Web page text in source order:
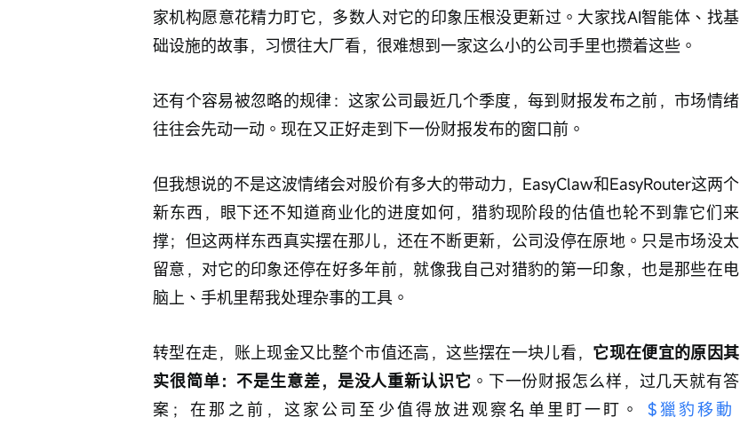
家机构愿意花精力盯它，多数人对它的印象压根没更新过。大家找AI智能体、找基
础设施的故事，习惯往大厂看，很难想到一家这么小的公司手里也攒着这些。
还有个容易被忽略的规律：这家公司最近几个季度，每到财报发布之前，市场情绪
往往会先动一动。现在又正好走到下一份财报发布的窗口前。
但我想说的不是这波情绪会对股价有多大的带动力，EasyClaw和EasyRouter这两个
新东西，眼下还不知道商业化的进度如何，猎豹现阶段的估值也轮不到靠它们来
撑；但这两样东西真实摆在那儿，还在不断更新，公司没停在原地。只是市场没太
留意，对它的印象还停在好多年前，就像我自己对猎豹的第一印象，也是那些在电
脑上、手机里帮我处理杂事的工具。
转型在走，账上现金又比整个市值还高，这些摆在一块儿看， 它现在便宜的原因其
实很简单：不是生意差，是没人重新认识它 。下一份财报怎么样，过几天就有答
案；在那之前，这家公司至少值得放进观察名单里盯一盯。 $獵豹移動